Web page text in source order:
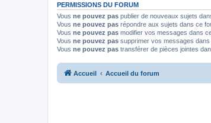
PERMISSIONS DU FORUM
Vous ne pouvez pas publier de nouveaux sujets
Vous ne pouvez pas répondre aux sujets dans ce
Vous ne pouvez pas modifier vos messages dans
Vous ne pouvez pas supprimer vos messages
Vous ne pouvez pas transférer de pièces jointes
Accueil Accueil du forum